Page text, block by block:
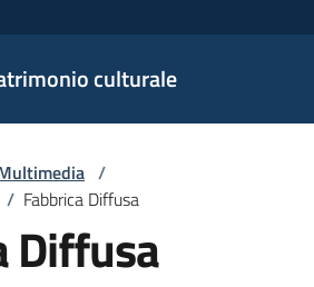
culturale
/
/ Fabbrica Diffusa
Diffusa